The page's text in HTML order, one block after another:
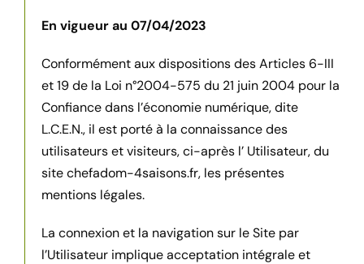
En vigueur au 07/04/2023
Conformément aux dispositions des Articles 6-III
et 19 de la Loi n°2004-575 du 21 juin 2004 pour la
Confiance dans l’économie numérique, dite
L.C.E.N., il est porté à la connaissance des
utilisateurs etvisiteurs, ci-après l’ Utilisateur, du
site chefadom-4saisons.fr, les présentes
mentions légales.
La connexion et la navigation sur le Site par
l’Utilisateur implique acceptation intégrale et